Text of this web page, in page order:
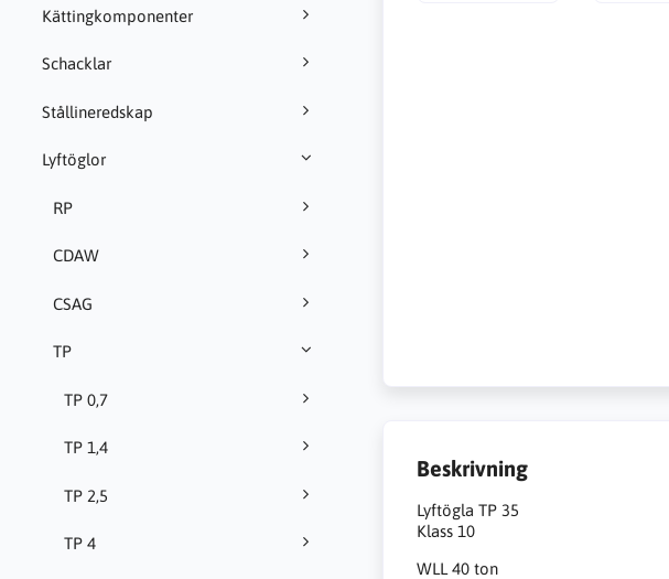
Kättingkomponenter
Schacklar
Stållineredskap
Lyftöglor
RP
CDAW
CSAG
TP
TP 0,7
TP 1,4
TP 2,5
TP 4
Beskrivning
Lyftögla TP 35
Klass 10
WLL 40 ton